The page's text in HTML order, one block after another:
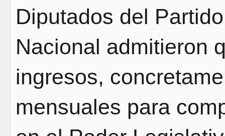
Diputados del
Nacional admitieron
ingresos,
mensuales para